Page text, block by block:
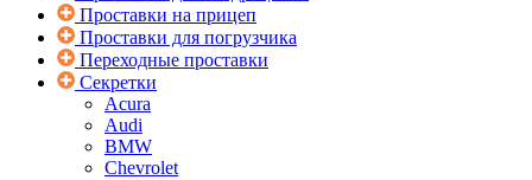
Проставки на прицеп
Проставки для погрузчика
Переходные проставки
Секретки
Acura
Audi
BMW
Chevrolet